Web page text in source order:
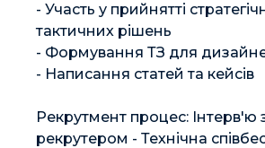
- Участь у прийнятті
тактичних рішень
- Формування ТЗ для
- Написання статей та кейсів
Рекрутмент процес: Інтерв'ю
рекрутером - Технічна